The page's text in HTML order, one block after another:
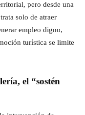
pero desde una
solo de atraer
empleo digno,
turística se limite
el “sostén